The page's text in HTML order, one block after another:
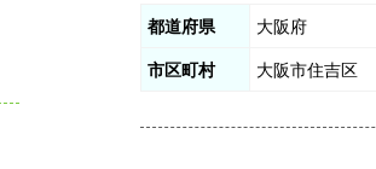
都道府県 大阪府
市区町村 大阪市住吉区